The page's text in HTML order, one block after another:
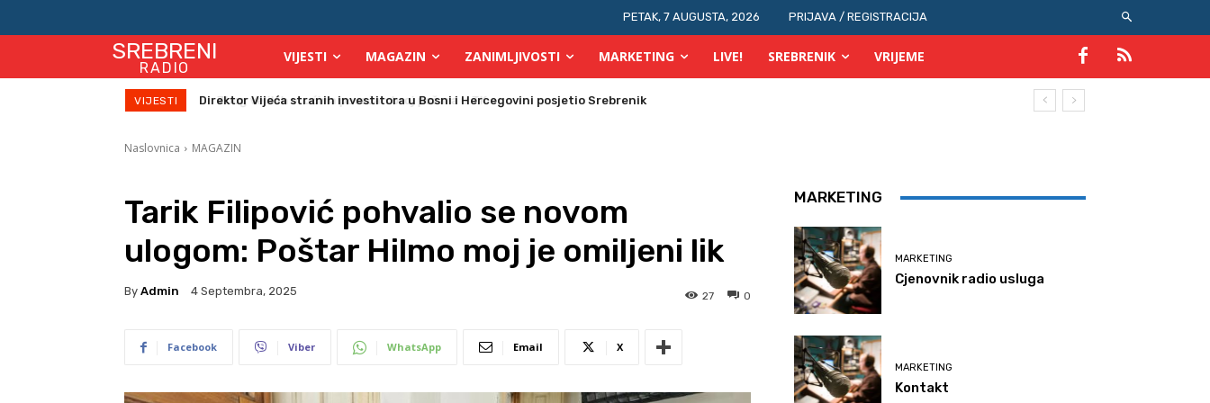
PETAK, 7 AUGUSTA, 2026 PRIJAVA / REGISTRACIJA
SREBRENI
RADIO
VIJESTI MAGAZIN ZANIMLJIVOSTI MARKETING LIVE! SREBRENIK VRIJEME
VIJESTI Zbog velikih vrućina povećan broj požara u TK
Naslovnica MAGAZIN
Tarik Filipović pohvalio se novom
ulogom: Poštar Hilmo moj je omiljeni lik
By Admin 4 Septembra, 2025 0
27
Facebook Viber WhatsApp Email X
MARKETING
MARKETING
Cjenovnik radio usluga
MARKETING
Kontakt